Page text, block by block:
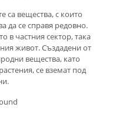
са вещества, с които
да се справя редовно.
в частния сектор, така
живот. Създадени от
вещества, като
се вземат под